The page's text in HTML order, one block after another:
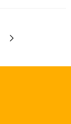
Go
Next
page